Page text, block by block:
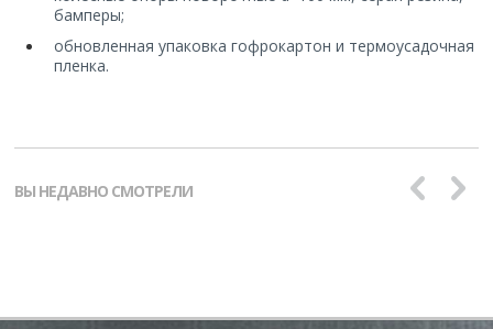
бамперы;
обновленная упаковка гофрокартон и термоусадочная
пленка.
ВЫ НЕДАВНО СМОТРЕЛИ